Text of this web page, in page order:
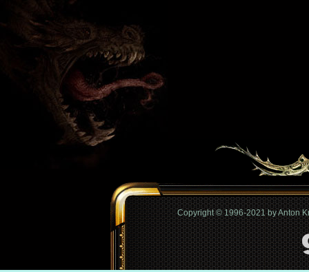
Copyright © 1996-2021 by Anton